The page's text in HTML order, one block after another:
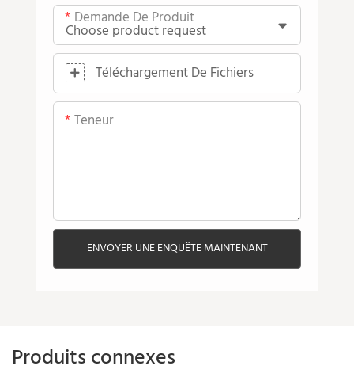
Demande De Produit
Téléchargement De Fichiers
Teneur
ENVOYER UNE ENQUÊTE MAINTENANT
Produits connexes